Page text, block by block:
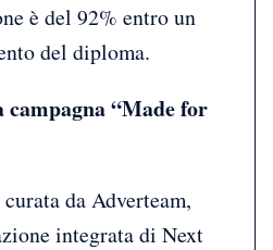
è del 92% entro un
del diploma.
“Made for
da Adverteam,
integrata di Next